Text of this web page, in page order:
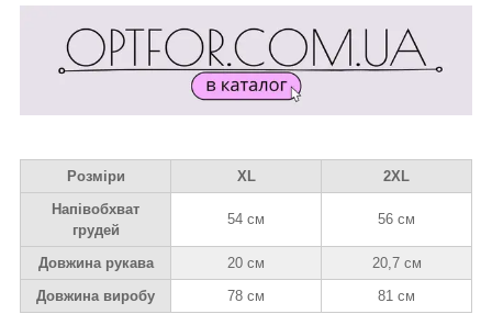
Розміри XL
2XL
Напівобхват
грудей
54 см 56 см
Довжина рукава 20 см
20,7 см
Довжина виробу
78 см 81 см